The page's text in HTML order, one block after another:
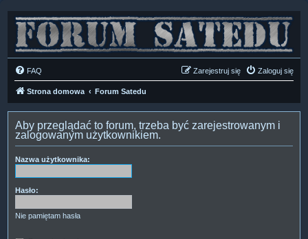
FAQ Zaloguj się
Zarejestruj się
Strona domowa Forum Satedu
Aby przeglądać to forum, trzeba być zarejestrowanym i
zalogowanym użytkownikiem.
Nazwa użytkownika:
Hasło:
Nie pamiętam hasła